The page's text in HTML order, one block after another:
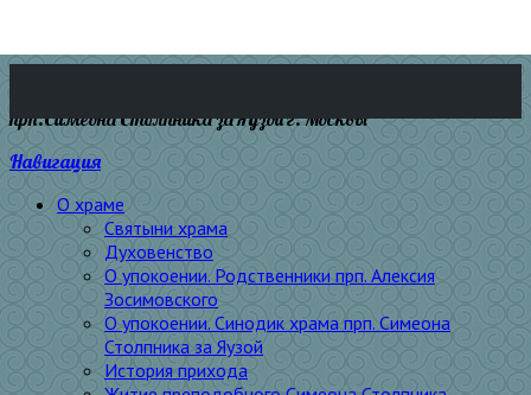
прп.Симеона Столпника за Яузой г. Москвы
Навигация
О храме
Святыни храма
Духовенство
О упокоении. Родственники прп. Алексия
Зосимовского
О упокоении. Синодик храма прп. Симеона
Столпника за Яузой
История прихода